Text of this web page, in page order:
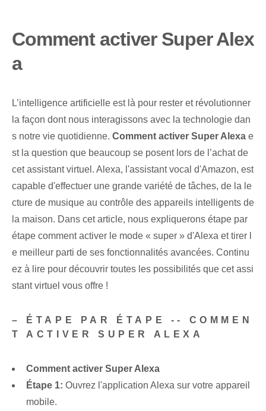
Comment activer Super Alex
a
L’intelligence artificielle est là pour rester et révolutionner
la façon dont nous interagissons avec la technologie dan
s notre vie quotidienne. Comment activer Super Alexa e
st la question que beaucoup se posent lors de l’achat de
cet assistant virtuel. Alexa, l'assistant vocal d'Amazon, est
capable d'effectuer une grande variété de tâches, de la le
cture de musique au contrôle des appareils intelligents de
la maison. Dans cet article, nous expliquerons étape par
étape comment activer le mode « super » d'Alexa et tirer l
e meilleur parti de ses fonctionnalités avancées. Continu
ez à lire pour découvrir toutes les possibilités que cet assi
stant virtuel vous offre !
– ÉTAPE PAR ÉTAPE -- COMMEN
T ACTIVER SUPER ALEXA
Comment activer Super Alexa
Étape 1: Ouvrez l'application Alexa sur votre appareil
mobile.